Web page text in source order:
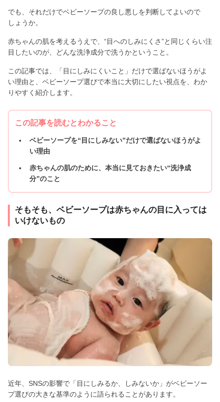
でも、それだけでベビーソープの良し悪しを判断してよいので
しょうか。
赤ちゃんの肌を考えるうえで、“目へのしみにくさ”と同じくらい注
目したいのが、どんな洗浄成分で洗うかということ。
この記事では、「目にしみにくいこと」だけで選ばないほうがよ
い理由と、ベビーソープ選びで本当に大切にしたい視点を、わか
りやすく紹介します。
この記事を読むとわかること
ベビーソープを“目にしみない”だけで選ばないほうがよ
い理由
赤ちゃんの肌のために、本当に見ておきたい“洗浄成
分”のこと
そもそも、ベビーソープは赤ちゃんの目に入っては
いけないもの
近年、SNSの影響で「目にしみるか、しみないか」がベビーソー
プ選びの大きな基準のように語られることがあります。